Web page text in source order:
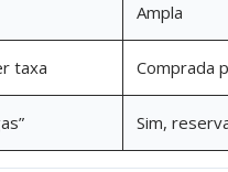
Ampla
taxa Comprada
Sim,